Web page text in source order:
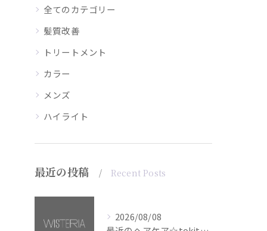
全てのカテゴリー
髪質改善
トリートメント
カラー
メンズ
ハイライト
最近の投稿 Recent Posts
2026/08/08